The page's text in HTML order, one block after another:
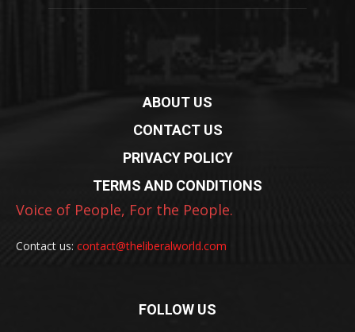
ABOUT US
CONTACT US
PRIVACY POLICY
TERMS AND CONDITIONS
Voice of People, For the People.
Contact us: contact@theliberalworld.com
FOLLOW US